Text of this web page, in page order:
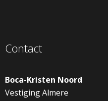
Contact
Boca-Kristen Noord
Vestiging Almere